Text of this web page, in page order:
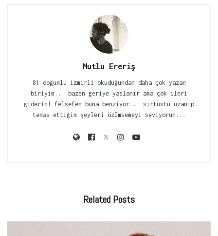
Mutlu Ereriş
81 doğumlu izmirli okuduğundan daha çok yazan
biriyim... bazen geriye yaslanır ama çok ileri
giderim! felsefem buna benziyor... sırtüstü uzanıp
temas ettiğim şeyleri özümsemeyi seviyorum...
Related Posts